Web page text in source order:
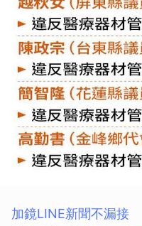
加鏡LINE新聞不漏接